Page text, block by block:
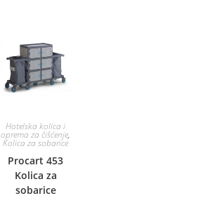
Hotelska kolica i
oprema za čišćenje,
Kolica za sobarice
Procart 453
Kolica za
sobarice